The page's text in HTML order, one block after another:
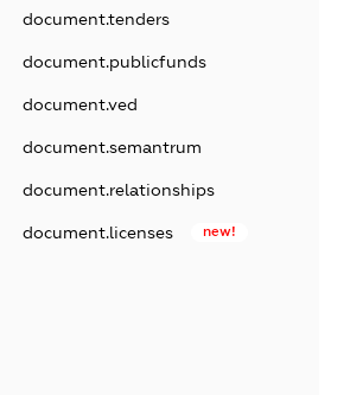
document.tenders
document.publicfunds
document.ved
document.semantrum
document.relationships
document.licenses new!